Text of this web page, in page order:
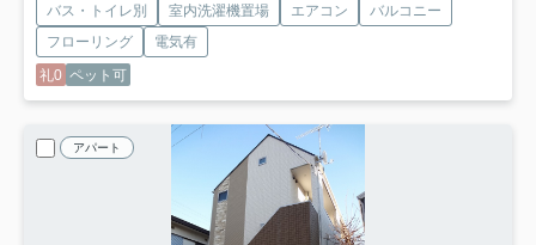
バス・トイレ別 室内洗濯機置場 エアコン
バルコニー
フローリング
電気有
礼0 ペット可
アパート